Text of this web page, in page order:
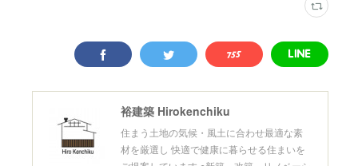
裕建築 Hirokenchiku
住まう土地の気候・風土に合わせ最適な素
材を厳選し 快適で健康に暮らせる住まいを